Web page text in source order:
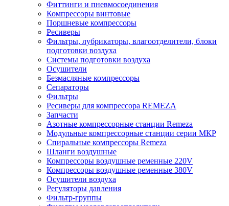
Фиттинги и пневмосоединения
Компрессоры винтовые
Поршневые компрессоры
Ресиверы
Фильтры, лубрикаторы, влагоотделители, блоки
подготовки воздуха
Системы подготовки воздуха
Осушители
Безмасляные компрессоры
Сепараторы
Фильтры
Ресиверы для компрессора REMEZA
Запчасти
Азотные компрессорные станции Remeza
Модульные компрессорные станции серии МКР
Спиральные компрессоры Remeza
Шланги воздушные
Компрессоры воздушные ременные 220V
Компрессоры воздушные ременные 380V
Осушители воздуха
Регуляторы давления
Фильтр-группы